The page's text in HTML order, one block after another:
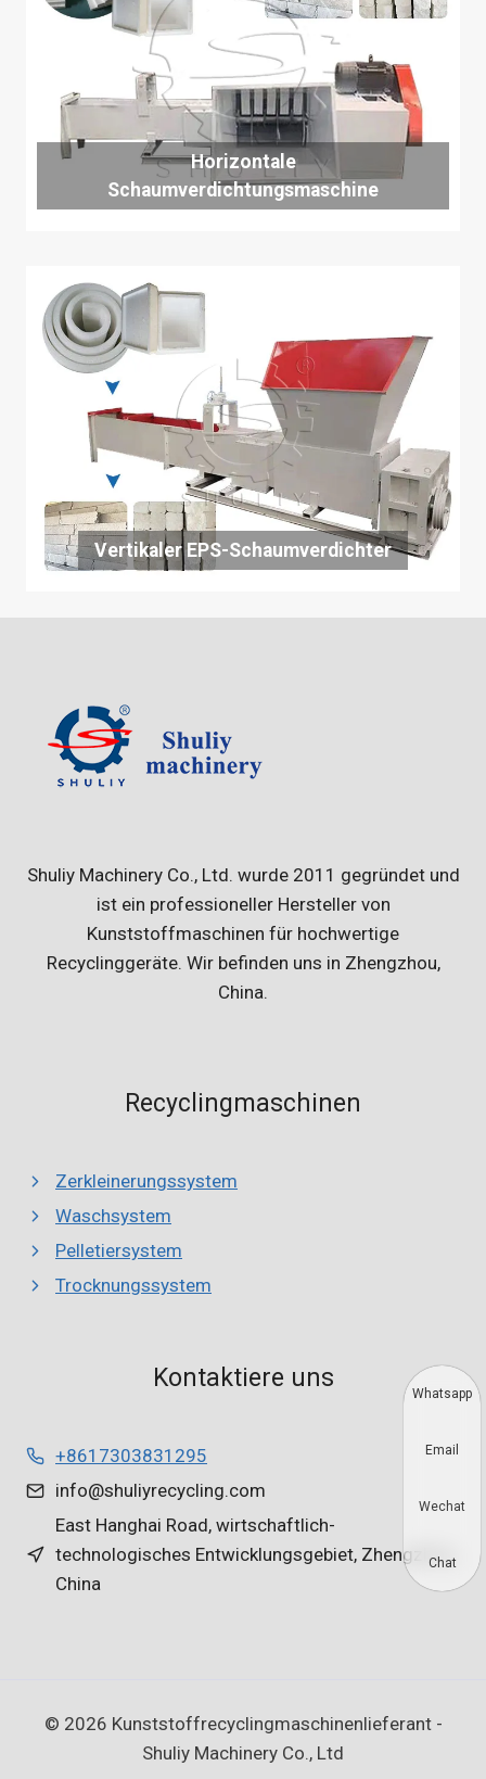
Horizontale
Schaumverdichtungsmaschine
Vertikaler EPS-Schaumverdichter
Shuliy Machinery Co., Ltd. wurde 2011 gegründet und
ist ein professioneller Hersteller von
Kunststoffmaschinen für hochwertige
Recyclinggeräte. Wir befinden uns in Zhengzhou,
China.
Recyclingmaschinen
Zerkleinerungssystem
Waschsystem
Pelletiersystem
Trocknungssystem
Kontaktiere uns
+8617303831295
info@shuliyrecycling.com
East Hanghai Road, wirtschaftlich-
technologisches Entwicklungsgebiet, Zhengzhou,
China
© 2026 Kunststoffrecyclingmaschinenlieferant -
Shuliy Machinery Co., Ltd
Whatsapp
Email
Wechat
Chat